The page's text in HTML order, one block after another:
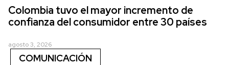
Colombia tuvo el mayor incremento de
confianza del consumidor entre 30 países
agosto 3, 2026
COMUNICACIÓN